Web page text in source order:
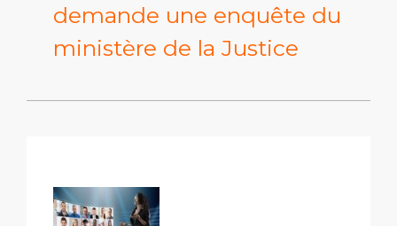
demande une enquête du
ministère de la Justice